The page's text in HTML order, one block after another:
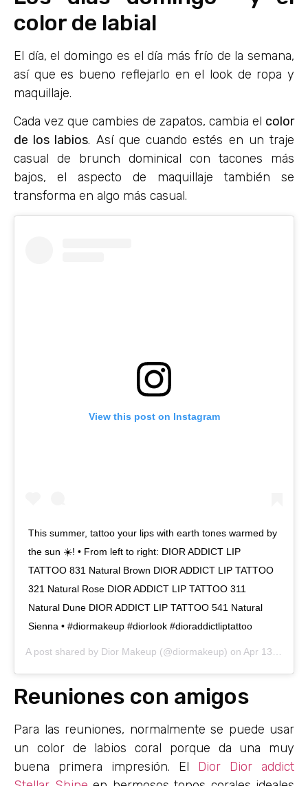
color de labial
El día, el domingo es el día más frío de la semana,
así que es bueno reflejarlo en el look de ropa y
maquillaje.
Cada vez que cambies de zapatos, cambia el color
de los labios. Así que cuando estés en un traje
casual de brunch dominical con tacones más
bajos, el aspecto de maquillaje también se
transforma en algo más casual.
View this post on Instagram
This summer, tattoo your lips with earth tones warmed by
the sun ☀️! • From left to right: DIOR ADDICT LIP
TATTOO 831 Natural Brown DIOR ADDICT LIP TATTOO
321 Natural Rose DIOR ADDICT LIP TATTOO 311
Natural Dune DIOR ADDICT LIP TATTOO 541 Natural
Sienna • #diormakeup #diorlook #dioraddictliptattoo
A post shared by Dior Makeup (@diormakeup) on Apr 13, 2019 at 9:29am PDT
Reuniones con amigos
Para las reuniones, normalmente se puede usar
un color de labios coral porque da una muy
buena primera impresión. El Dior Dior addict